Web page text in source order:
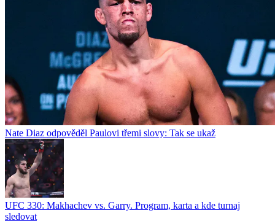
Nate Diaz odpověděl Paulovi třemi slovy: Tak se ukaž
UFC 330: Makhachev vs. Garry. Program, karta a kde turnaj
sledovat